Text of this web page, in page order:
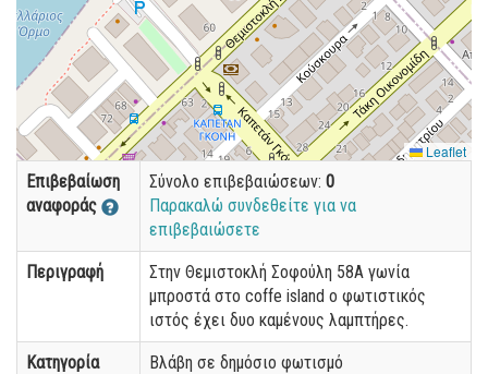
Leaflet
Επιβεβαίωση
αναφοράς
Σύνολο επιβεβαιώσεων: 0
Παρακαλώ συνδεθείτε για να
επιβεβαιώσετε
Περιγραφή
Στην Θεμιστοκλή Σοφούλη 58Α γωνία
μπροστά στο coffe island ο φωτιστικός
ιστός έχει δυο καμένους λαμπτήρες.
Κατηγορία Βλάβη σε δημόσιο φωτισμό